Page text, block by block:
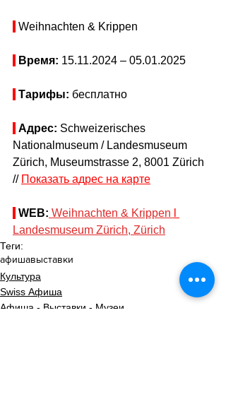
Weihnachten & Krippen
Время: 15.11.2024 – 05.01.2025
Тарифы: бесплатно
Адрес: Schweizerisches
Nationalmuseum / Landesmuseum
Zürich, Museumstrasse 2, 8001 Zürich
// Показать адрес на карте
WEB: Weihnachten & Krippen
Landesmuseum Zürich, Zürich
Теги:
афишавыставки
Культура
Swiss Афиша
Афиша - Выставки - Музеи